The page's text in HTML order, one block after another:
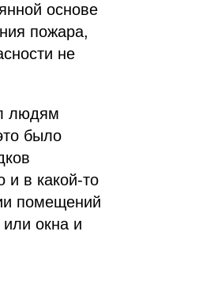
основе
пожара,
не
людям
было
и в какой-то
помещений
окна и